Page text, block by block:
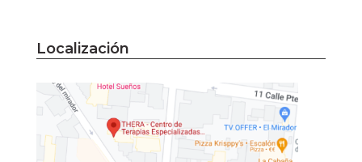
Localización